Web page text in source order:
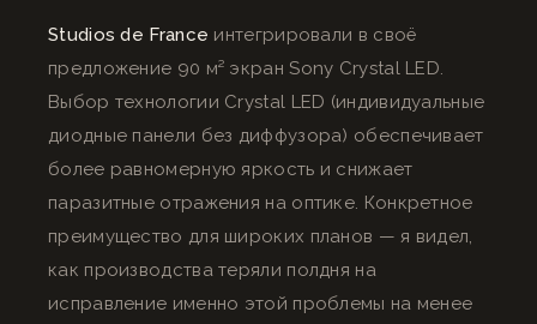
Studios de France интегрировали в своё
предложение 90 м² экран Sony Crystal LED.
Выбор технологии Crystal LED (индивидуальные
диодные панели без диффузора) обеспечивает
более равномерную яркость и снижает
паразитные отражения на оптике. Конкретное
преимущество для широких планов — я видел,
как производства теряли полдня на
исправление именно этой проблемы на менее